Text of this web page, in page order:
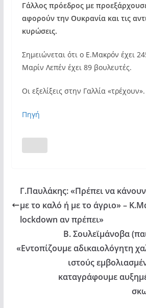
Γάλλος πρόεδρος με
αφορούν την Ουκρανία και τις
κυρώσεις.
Σημειώνεται ότι ο Ε.Μακρόν έχει
Μαρίν Λεπέν έχει 89 βουλευτές.
Οι εξελίξεις στην Γαλλία «τρέχουν».
Πηγή
Γ.Παυλάκης: «Πρέπει να
με το καλό ή με το άγριο» –
lockdown αν πρέπει»
Β. Σουλεϊμάνοβα
«Εντοπίζουμε αδικαιολόγητη
ιστούς
καταγράφουμε